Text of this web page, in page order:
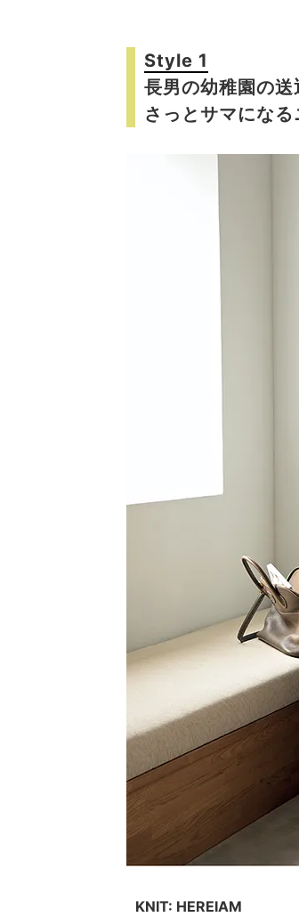
Style 1
長男の幼稚園の送
さっとサマにな
KNIT: HEREIAM